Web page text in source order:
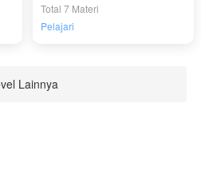
Total 7 Materi
Pelajari
Lainnya